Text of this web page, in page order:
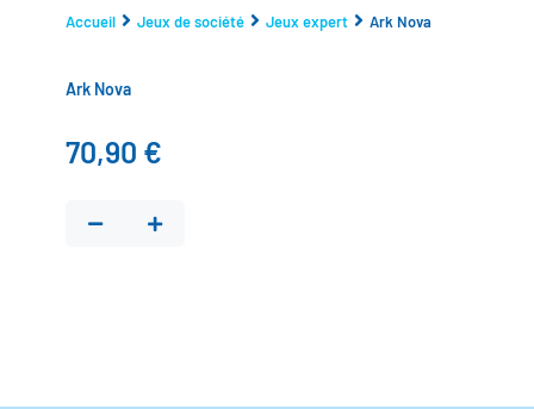
Accueil Jeux de société Jeux expert Ark Nova
Ark Nova
70,90 €